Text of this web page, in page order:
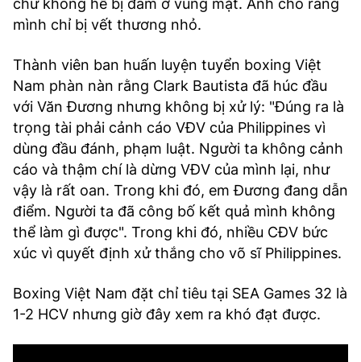
chứ không hề bị đấm ở vùng mặt. Anh cho rằng
mình chỉ bị vết thương nhỏ.
Thành viên ban huấn luyện tuyển boxing Việt
Nam phàn nàn rằng Clark Bautista đã húc đầu
với Văn Đương nhưng không bị xử lý: "Đúng ra là
trọng tài phải cảnh cáo VĐV của Philippines vì
dùng đầu đánh, phạm luật. Người ta không cảnh
cáo và thậm chí là dừng VĐV của mình lại, như
vậy là rất oan. Trong khi đó, em Đương đang dẫn
điểm. Người ta đã công bố kết quả mình không
thể làm gì được". Trong khi đó, nhiều CĐV bức
xúc vì quyết định xử thắng cho võ sĩ Philippines.
Boxing Việt Nam đặt chỉ tiêu tại SEA Games 32 là
1-2 HCV nhưng giờ đây xem ra khó đạt được.